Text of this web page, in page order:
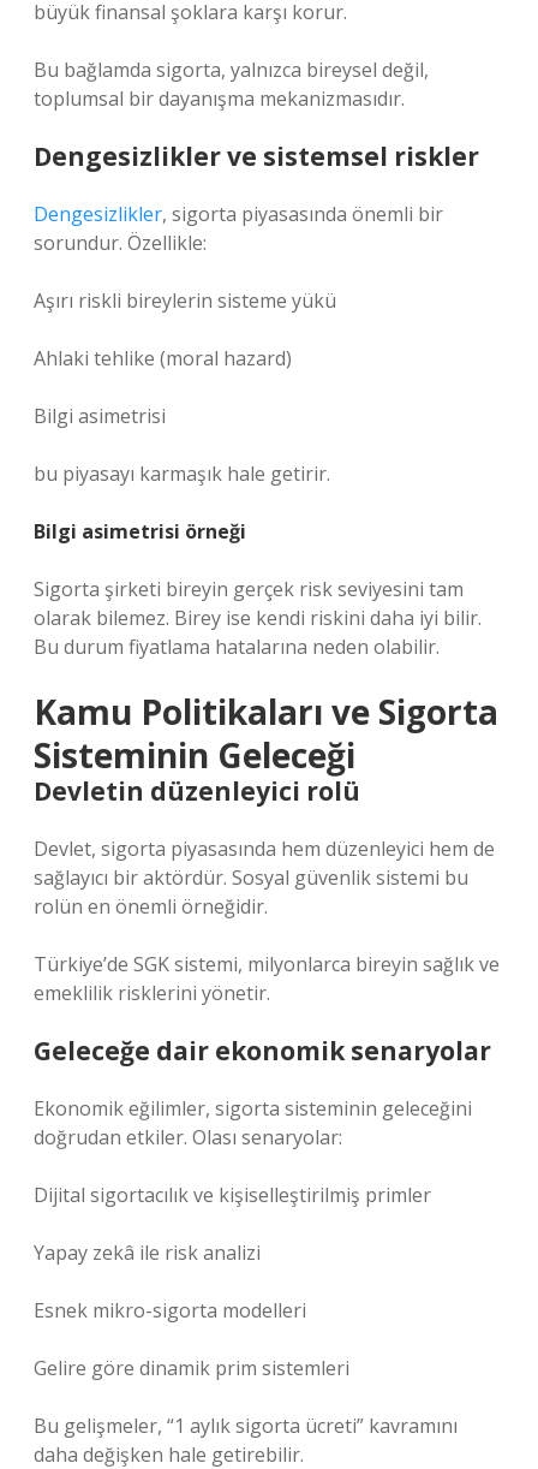
büyük finansal şoklara karşı korur.
Bu bağlamda sigorta, yalnızca bireysel değil,
toplumsal bir dayanışma mekanizmasıdır.
Dengesizlikler ve sistemsel riskler
Dengesizlikler, sigorta piyasasında önemli bir
sorundur. Özellikle:
Aşırı riskli bireylerin sisteme yükü
Ahlaki tehlike (moral hazard)
Bilgi asimetrisi
bu piyasayı karmaşık hale getirir.
Bilgi asimetrisi örneği
Sigorta şirketi bireyin gerçek risk seviyesini tam
olarak bilemez. Birey ise kendi riskini daha iyi bilir.
Bu durum fiyatlama hatalarına neden olabilir.
Kamu Politikaları ve Sigorta
Sisteminin Geleceği
Devletin düzenleyici rolü
Devlet, sigorta piyasasında hem düzenleyici hem de
sağlayıcı bir aktördür. Sosyal güvenlik sistemi bu
rolün en önemli örneğidir.
Türkiye’de SGK sistemi, milyonlarca bireyin sağlık ve
emeklilik risklerini yönetir.
Geleceğe dair ekonomik senaryolar
Ekonomik eğilimler, sigorta sisteminin geleceğini
doğrudan etkiler. Olası senaryolar:
Dijital sigortacılık ve kişiselleştirilmiş primler
Yapay zekâ ile risk analizi
Esnek mikro-sigorta modelleri
Gelire göre dinamik prim sistemleri
Bu gelişmeler, “1 aylık sigorta ücreti” kavramını
daha değişken hale getirebilir.